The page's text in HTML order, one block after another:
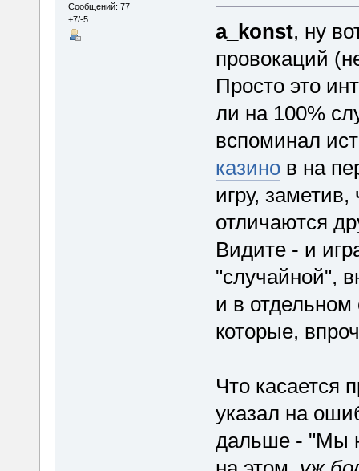
Сообщений: 77
+7/-5
a_konst, ну
провокаций
Просто это
ли на 100%
вспоминал
казинов на
игру,
отличаются
Видите - и
"случайной",
и в
которые,
Что касается
указал на
дальше - "Мы